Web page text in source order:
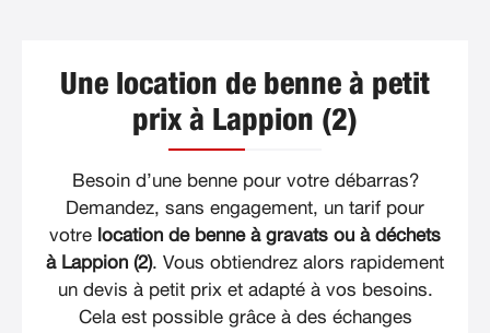
Une location de benne à petit
prix à Lappion (2)
Besoin d’une benne pour votre débarras?
Demandez, sans engagement, un tarif pour
votre location de benne à gravats ou à déchets
à Lappion (2). Vous obtiendrez alors rapidement
un devis à petit prix et adapté à vos besoins.
Cela est possible grâce à des échanges